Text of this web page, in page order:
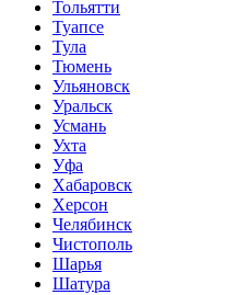
Тольятти
Туапсе
Тула
Тюмень
Ульяновск
Уральск
Усмань
Ухта
Уфа
Хабаровск
Херсон
Челябинск
Чистополь
Шарья
Шатура